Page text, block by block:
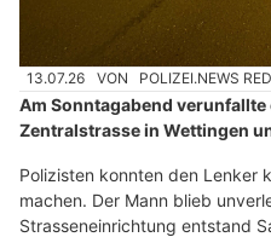
13.07.26 VON POLIZEI.NEWS
Am Sonntagabend
Zentralstrasse in Wettingen
Polizisten konnten den Lenker
machen. Der Mann blieb
Strasseneinrichtung entstand